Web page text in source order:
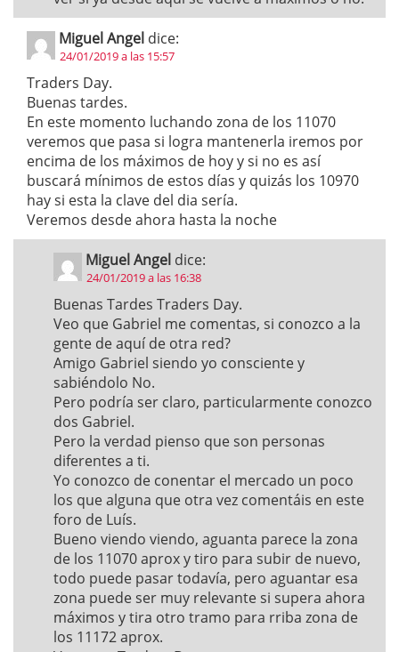
Miguel Angel dice:
24/01/2019 a las 15:57
Traders Day.
Buenas tardes.
En este momento luchando zona de los 11070
veremos que pasa si logra mantenerla iremos por
encima de los máximos de hoy y si no es así
buscará mínimos de estos días y quizás los 10970
hay si esta la clave del dia sería.
Veremos desde ahora hasta la noche
Miguel Angel dice:
24/01/2019 a las 16:38
Buenas Tardes Traders Day.
Veo que Gabriel me comentas, si conozco a la
gente de aquí de otra red?
Amigo Gabriel siendo yo consciente y
sabiéndolo No.
Pero podría ser claro, particularmente conozco
dos Gabriel.
Pero la verdad pienso que son personas
diferentes a ti.
Yo conozco de conentar el mercado un poco
los que alguna que otra vez comentáis en este
foro de Luís.
Bueno viendo viendo, aguanta parece la zona
de los 11070 aprox y tiro para subir de nuevo,
todo puede pasar todavía, pero aguantar esa
zona puede ser muy relevante si supera ahora
máximos y tira otro tramo para rriba zona de
los 11172 aprox.